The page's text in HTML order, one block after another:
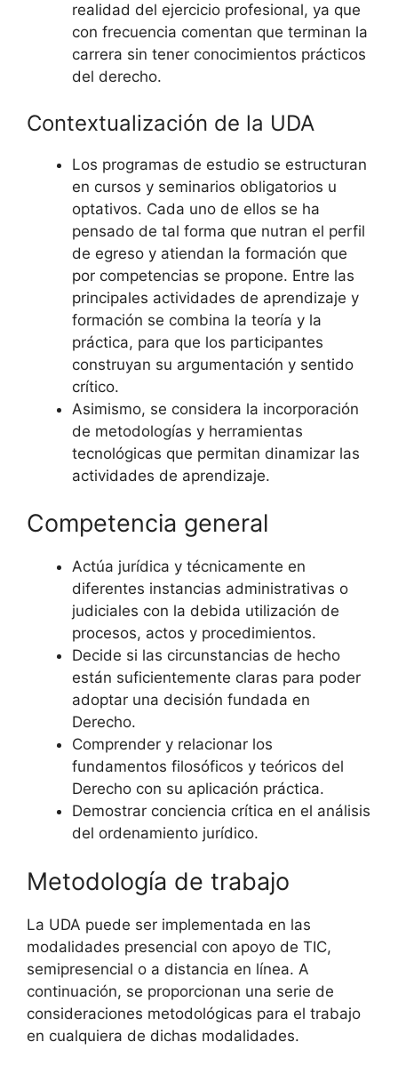
realidad del ejercicio profesional, ya que
con frecuencia comentan que terminan la
carrera sin tener conocimientos prácticos
del derecho.
Contextualización de la UDA
Los programas de estudio se estructuran
en cursos y seminarios obligatorios u
optativos. Cada uno de ellos se ha
pensado de tal forma que nutran el perfil
de egreso y atiendan la formación que
por competencias se propone. Entre las
principales actividades de aprendizaje y
formación se combina la teoría y la
práctica, para que los participantes
construyan su argumentación y sentido
crítico.
Asimismo, se considera la incorporación
de metodologías y herramientas
tecnológicas que permitan dinamizar las
actividades de aprendizaje.
Competencia general
Actúa jurídica y técnicamente en
diferentes instancias administrativas o
judiciales con la debida utilización de
procesos, actos y procedimientos.
Decide si las circunstancias de hecho
están suficientemente claras para poder
adoptar una decisión fundada en
Derecho.
Comprender y relacionar los
fundamentos filosóficos y teóricos del
Derecho con su aplicación práctica.
Demostrar conciencia crítica en el análisis
del ordenamiento jurídico.
Metodología de trabajo
La UDA puede ser implementada en las
modalidades presencial con apoyo de TIC,
semipresencial o a distancia en línea. A
continuación, se proporcionan una serie de
consideraciones metodológicas para el trabajo
en cualquiera de dichas modalidades.